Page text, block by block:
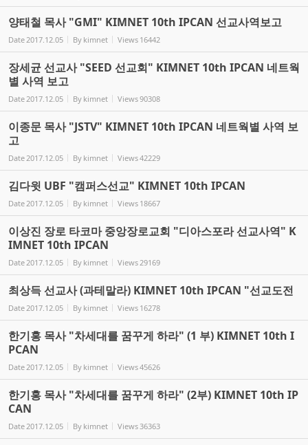
양태철 목사 "GMI" KIMNET 10th IPCAN 선교사역보고
Date 2017.12.05 By kimnet Views 16442
장세균 선교사 "SEED 선교회" KIMNET 10th IPCAN 네트웍
별 사역 보고
Date 2017.12.05 By kimnet Views90308
이종문 목사 "JSTV" KIMNET 10th IPCAN 네트웍별 사역 보
고
Date 2017.12.05 By kimnet Views42229
김다윗 UBF "캠퍼스선교" KIMNET 10th IPCAN
Date 2017.12.05 By kimnet Views 18667
이상진 장로 타코마 중앙장로교회 "디아스포라 선교사역" K
IMNET 10th IPCAN
Date 2017.12.05 By kimnet Views 29169
최상득 선교사 (과테말라) KIMNET 10th IPCAN "선교도전
Date 2017.12.05 By kimnet Views 16278
한기홍 목사 "차세대를 꿈꾸게 하라" (1 부) KIMNET 10th I
PCAN
Date 2017.12.05 By kimnet Views45626
한기홍 목사 "차세대를 꿈꾸게 하라" (2부) KIMNET 10th IP
CAN
Date 2017.12.05 By kimnet Views 36363